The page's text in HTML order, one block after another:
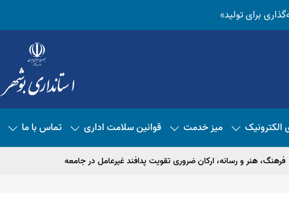
برای تولید»
الکترونیک میز خدمت قوانین سلامت اداری تماس با ما
فرهنگ، هنر و رسانه، ارکان ضروری تقویت پدافند غیرعامل در جامعه